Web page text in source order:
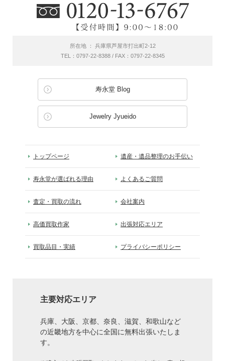
所在地 ： 兵庫県芦屋市打出町2-12
TEL：0797-22-8388 / FAX：0797-22-8345
寿永堂 Blog
Jewelry Jyueido
トップページ 遺産・遺品整理のお手伝い
寿永堂が選ばれる理由 よくあるご質問
査定・買取の流れ 会社案内
高価買取作家 出張対応エリア
買取品目・実績 プライバシーポリシー
主要対応エリア
兵庫、大阪、京都、奈良、滋賀、和歌山など
の近畿地方を中心に全国に無料出張いたしま
す。